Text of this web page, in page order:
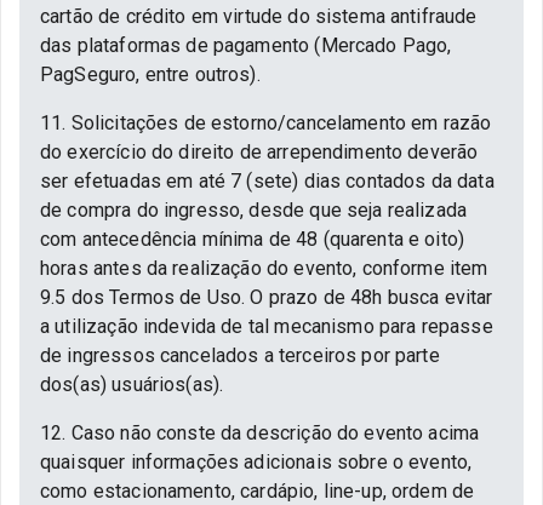
cartão de crédito em virtude do sistema antifraude
das plataformas de pagamento (Mercado Pago,
PagSeguro, entre outros).
11. Solicitações de estorno/cancelamento em razão
do exercício do direito de arrependimento deverão
ser efetuadas em até 7 (sete) dias contados da data
de compra do ingresso, desde que seja realizada
com antecedência mínima de 48 (quarenta e oito)
horas antes da realização do evento, conforme item
9.5 dos Termos de Uso. O prazo de 48h busca evitar
a utilização indevida de tal mecanismo para repasse
de ingressos cancelados a terceiros por parte
dos(as) usuários(as).
12. Caso não conste da descrição do evento acima
quaisquer informações adicionais sobre o evento,
como estacionamento, cardápio, line-up, ordem de